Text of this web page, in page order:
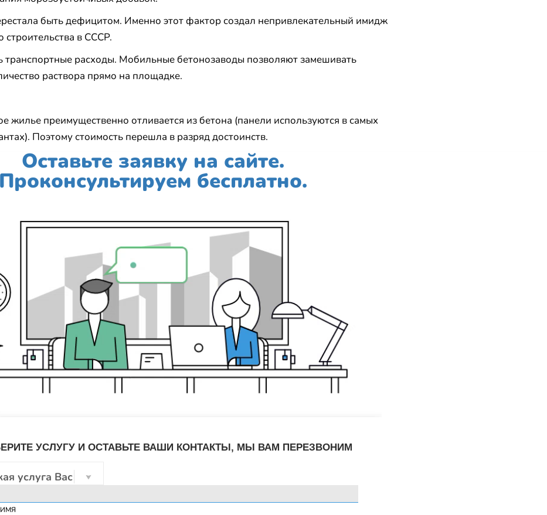
быть дефицитом. Именно этот фактор создал непривлекательный имидж
строительства в СССР.
транспортные расходы. Мобильные бетонозаводы позволяют замешивать
раствора прямо на площадке.
жилье преимущественно отливается из бетона (панели используются в самых
Поэтому стоимость перешла в разряд достоинств.
Оставьте заявку на сайте.
Проконсультируем бесплатно.
УСЛУГУ И ОСТАВЬТЕ ВАШИ КОНТАКТЫ, МЫ ВАМ ПЕРЕЗВОНИМ
услуга Вас интересует?